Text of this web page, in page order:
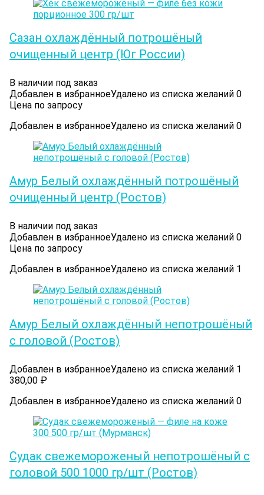
Сазан охлаждённый потрошёный
очищенный центр (Юг России)
В наличии под заказ
Добавлен в избранноеУдалено из списка желаний 0
Цена по запросу
Добавлен в избранноеУдалено из списка желаний 0
Амур Белый охлаждённый потрошёный
очищенный центр (Ростов)
В наличии под заказ
Добавлен в избранноеУдалено из списка желаний 0
Цена по запросу
Добавлен в избранноеУдалено из списка желаний 1
Амур Белый охлаждённый непотрошёный
с головой (Ростов)
Добавлен в избранноеУдалено из списка желаний 1
380,00 ₽
Добавлен в избранноеУдалено из списка желаний 0
Судак cвежемороженый непотрошёный с
головой 500 1000 гр/шт (Ростов)